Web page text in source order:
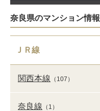
奈良県のマンション情報
ＪＲ線
関西本線 （107）
奈良線 （1）